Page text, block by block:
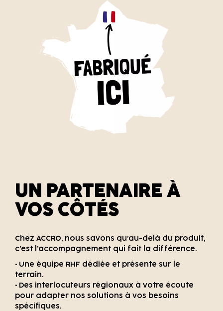
UN PARTENAIRE À
VOS CÔTÉS
Chez ACCRO, nous savons qu’au-delà du produit,
c’est l’accompagnement qui fait la différence.
• Une équipe RHF dédiée et présente sur le
terrain.
• Des interlocuteurs régionaux à votre écoute
pour adapter nos solutions à vos besoins
spécifiques.